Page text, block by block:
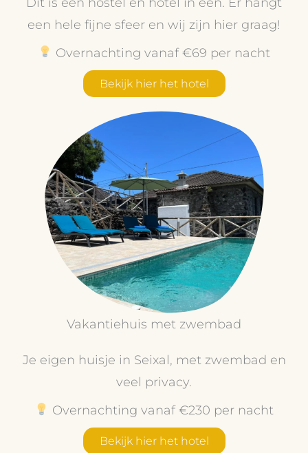
een hele fijne sfeer en wij zijn hier graag!
Overnachting vanaf €69 per nacht
Bekijk hier het hotel
Vakantiehuis met zwembad
Je eigen huisje in Seixal, met zwembad en
veel privacy.
Overnachting vanaf €230 per nacht
Bekijk hier het hotel